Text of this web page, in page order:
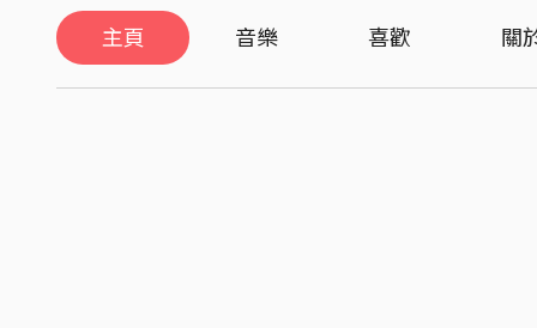
主頁 音樂 喜歡 關